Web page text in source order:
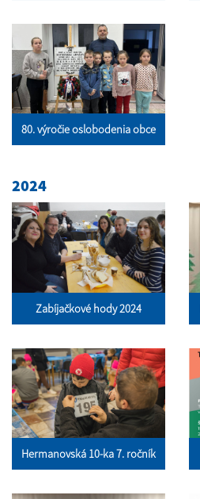
80. výročie oslobodenia obce
2024
Zabíjačkové hody 2024
Hermanovská 10-ka 7. ročník